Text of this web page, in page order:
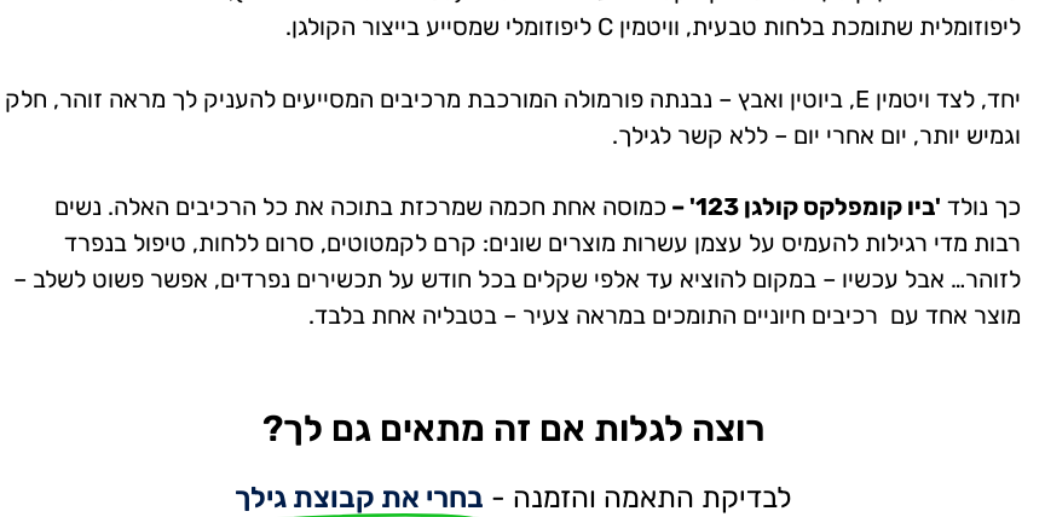
ליפוזומלית שתומכת בלחות טבעית, וויטמין C ליפוזומלי שמסייע בייצור הקולגן.
יחד, לצד ויטמין E, ביוטין ואבץ – נבנתה פורמולה המורכבת מרכיבים המסייעים להעניק לך מראה זוהר, חלק
וגמיש יותר, יום אחרי יום – ללא קשר לגילך.
כך נולד 'ביו קומפלקס קולגן 123' –
כמוסה אחת חכמה שמרכזת בתוכה את כל הרכיבים האלה. נשים
רבות מדי רגילות להעמיס על עצמן עשרות מוצרים שונים: קרם לקמטוטים, סרום ללחות, טיפול בנפרד
לזוהר… אבל עכשיו – במקום להוציא עד אלפי שקלים בכל חודש על תכשירים נפרדים, אפשר פשוט לשלב –
מוצר אחד עם רכיבים חיוניים התומכים במראה צעיר – בטבליה אחת בלבד.
רוצה לגלות אם זה מתאים גם לך?
לבדיקת התאמה והזמנה - בחרי את קבוצת גילך